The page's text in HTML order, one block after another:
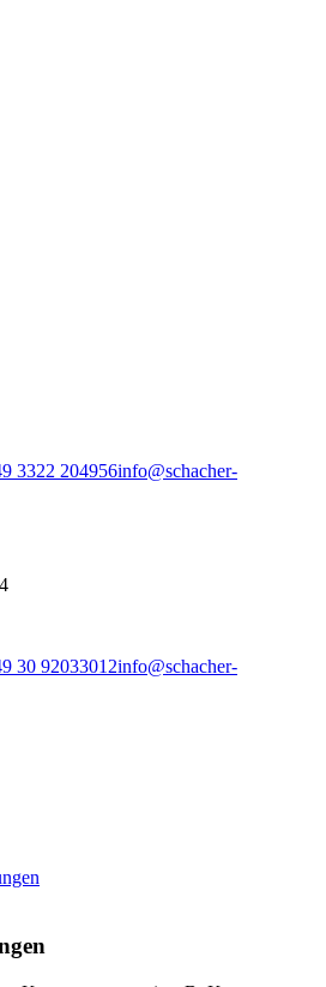
3322 204956info@schacher-
30 92033012info@schacher-